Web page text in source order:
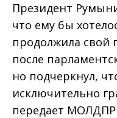
Президент
что ему бы
продолжила свой
после
но подчеркнул,
исключительно
передает